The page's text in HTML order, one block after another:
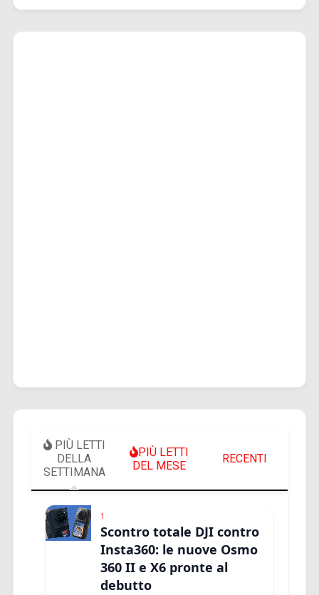
PIÙ LETTI
DELLA
SETTIMANA
PIÙ LETTI
DEL MESE
RECENTI
1
Scontro totale DJI contro
Insta360: le nuove Osmo
360 II e X6 pronte al
debutto